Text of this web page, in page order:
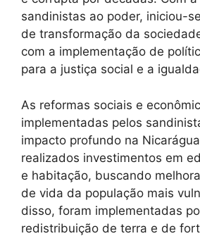
sandinistas ao poder, iniciou-
de transformação da
com a implementação de
para a justiça social e a
As reformas sociais e
implementadas pelos
impacto profundo na
realizados investimentos em
e habitação, buscando
de vida da população mais
disso, foram implementadas
redistribuição de terra e de